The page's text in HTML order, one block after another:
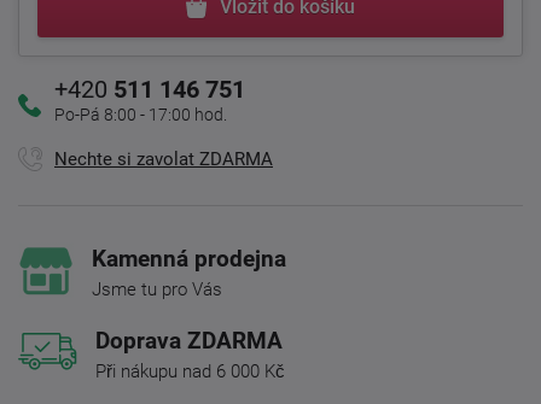
Vložit do košíku
+420 511 146 751
Po-Pá 8:00 - 17:00 hod.
Nechte si zavolat ZDARMA
Kamenná prodejna
Jsme tu pro Vás
Doprava ZDARMA
Při nákupu nad 6 000 Kč